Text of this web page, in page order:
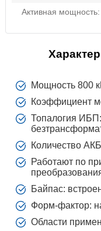
Активная мощность:
Мощность 800
Коэффициент
Топалогия
Количество
Работают по
Байпас:
Форм-фактор:
Области